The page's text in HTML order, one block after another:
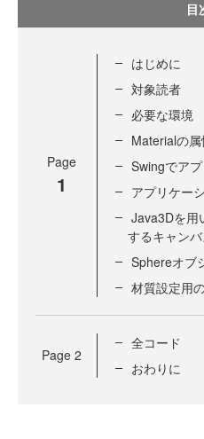
目
Page
1
はじめに
対象読者
必要な環境
Materialの属
Swingでア
アプリケー
Java3Dを用
するキャンバ
Sphereオブ
材質設定用
Page 2
全コード
おわりに